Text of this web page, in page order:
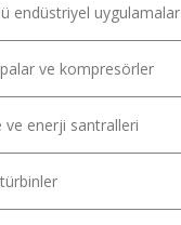
endüstriyel uygulamalar
ve kompresörler
ve enerji santralleri